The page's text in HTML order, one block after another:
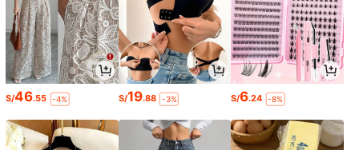
S/46.55 -4% S/19.88 -3% S/6.24 -8%